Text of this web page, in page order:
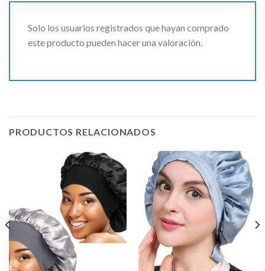
Solo los usuarios registrados que hayan comprado
este producto pueden hacer una valoración.
PRODUCTOS RELACIONADOS